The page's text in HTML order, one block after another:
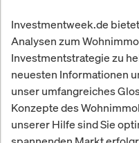
Investmentweek.de
Analysen zum
Investmentstrategie zu
neuesten Informationen
unser umfangreiches
Konzepte des
unserer Hilfe sind Sie